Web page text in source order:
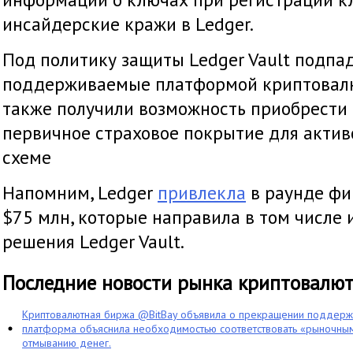
инсайдерские кражи в Ledger.
Под политику защиты Ledger Vault
поддерживаемые платформой
также получили возможность
первичное страховое покрытие для
схеме
Напомним, Ledger привлекла в раунде
$75 млн, которые направила в том числе
решения Ledger Vault.
Последние новости рынка криптовалют
Криптовалютная биржа @BitBay объявила о прекращении
платформа объяснила необходимостью соответствовать
отмыванию денег.